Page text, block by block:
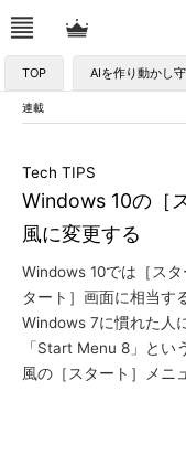
TOP AIを作り動かし
連載
Windows 10の［
風に変更する
Tech TIPS
Windows 10では［ス
タート］画面に相当す
Windows 7に慣れた人
「Start Menu 8」とい
風の［スタート］メニ